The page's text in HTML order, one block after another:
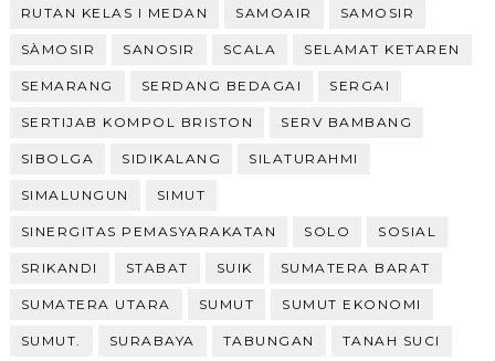
RUTAN KELAS I MEDAN SAMOAIR SAMOSIR
SÀMOSIR SANOSIR SCALA SELAMAT KETAREN
SEMARANG SERDANG BEDAGAI SERGAI
SERTIJAB KOMPOL BRISTON SERV BAMBANG
SIBOLGA SIDIKALANG SILATURAHMI
SIMALUNGUN SIMUT
SINERGITAS PEMASYARAKATAN SOLO SOSIAL
SRIKANDI STABAT SUIK SUMATERA BARAT
SUMATERA UTARA SUMUT SUMUT EKONOMI
SUMUT. SURABAYA TABUNGAN TANAH SUCI